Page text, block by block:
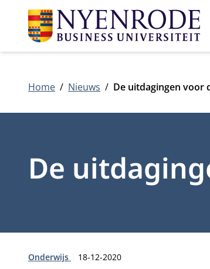
Home Nieuws De uitdagingen voor
De
Type:
Onderwijs Publicatiedatum:
18-12-2020